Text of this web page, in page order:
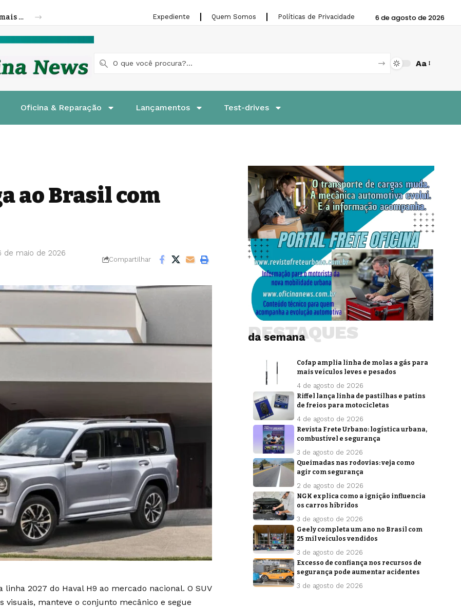
Cofap amplia linha de molas a gás para mais veículos leves e pesados Expediente Quem Somos Políticas de Privacidade 6 de agosto de 2026
Aa
Oficina & Reparação Lançamentos Test-drives
ao Brasil com
de maio de 2026
Compartilhar
linha 2027 do Haval H9 ao mercado nacional. O SUV
visuais, manteve o conjunto mecânico e segue
da semana
DESTAQUES
Cofap amplia linha de molas a gás para
mais veículos leves e pesados
4 de agosto de 2026
Riffel lança linha de pastilhas e patins
de freios para motocicletas
4 de agosto de 2026
Revista Frete Urbano: logística urbana,
combustível e segurança
3 de agosto de 2026
Queimadas nas rodovias: veja como
agir com segurança
2 de agosto de 2026
NGK explica como a ignição influencia
os carros híbridos
3 de agosto de 2026
Geely completa um ano no Brasil com
25 mil veículos vendidos
3 de agosto de 2026
Excesso de confiança nos recursos de
segurança pode aumentar acidentes
3 de agosto de 2026